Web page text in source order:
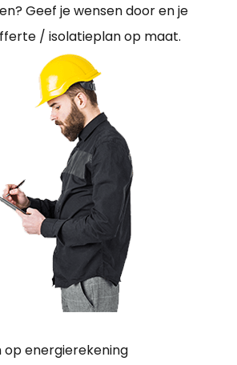
Geef je wensen door en je
/ isolatieplan op maat.
op energierekening